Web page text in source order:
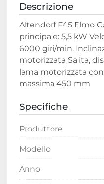
Descrizione
Altendorf F45 Elmo
principale: 5,5 kW
6000 giri/min.
motorizzata Salita,
lama motorizzata
massima 450 mm
Specifiche
Produttore
Modello
Anno